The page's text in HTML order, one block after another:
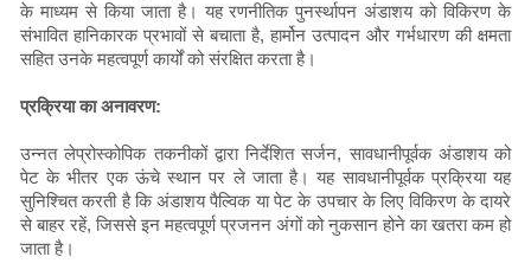
के माध्यम से किया जाता है। यह रणनीतिक पुनर्स्थापन अंडाशय को विकिरण के
संभावित हानिकारक प्रभावों से बचाता है, हार्मोन उत्पादन और गर्भधारण की क्षमता
सहित उनके महत्वपूर्ण कार्यों को संरक्षित करता है।
प्रक्रिया का अनावरण:
उन्नत लेप्रोस्कोपिक तकनीकों द्वारा निर्देशित सर्जन, सावधानीपूर्वक अंडाशय को
पेट के भीतर एक ऊंचे स्थान पर ले जाता है। यह सावधानीपूर्वक प्रक्रिया यह
सुनिश्चित करती है कि अंडाशय पैल्विक या पेट के उपचार के लिए विकिरण के दायरे
से बाहर रहें, जिससे इन महत्वपूर्ण प्रजनन अंगों को नुकसान होने का खतरा कम हो
जाता है।